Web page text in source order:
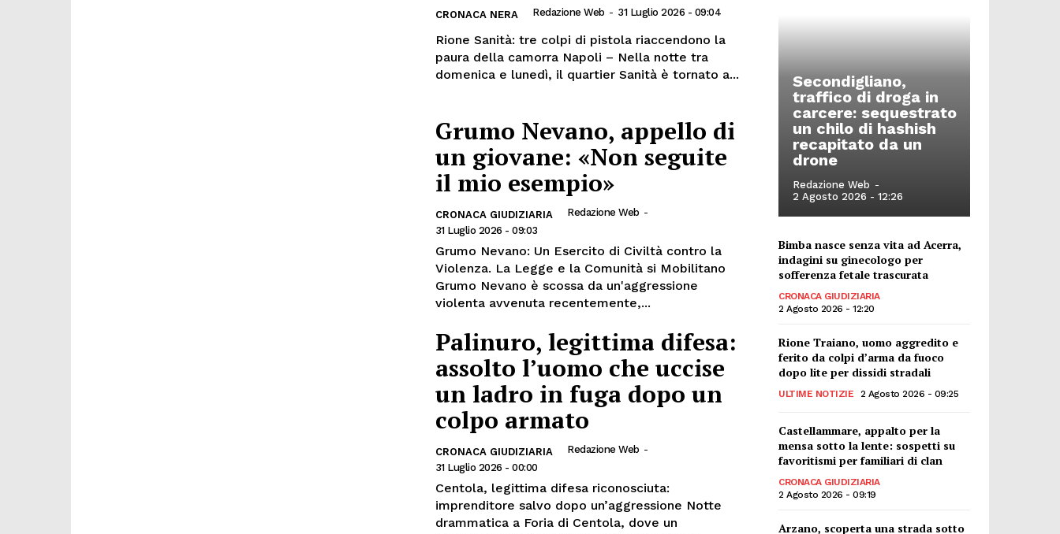
CRONACA NERA Redazione Web - 31 Luglio 2026 - 09:04
Rione Sanità: tre colpi di pistola riaccendono la
paura della camorra Napoli – Nella notte tra
domenica e lunedì, il quartier Sanità è tornato a...
Grumo Nevano, appello di
un giovane: «Non seguite
il mio esempio»
CRONACA GIUDIZIARIA Redazione Web -
31 Luglio 2026 - 09:03
Grumo Nevano: Un Esercito di Civiltà contro la
Violenza. La Legge e la Comunità si Mobilitano
Grumo Nevano è scossa da un'aggressione
violenta avvenuta recentemente,...
Palinuro, legittima difesa:
assolto l’uomo che uccise
un ladro in fuga dopo un
colpo armato
CRONACA GIUDIZIARIA Redazione Web -
31 Luglio 2026 - 00:00
Centola, legittima difesa riconosciuta:
imprenditore salvo dopo un’aggressione Notte
drammatica a Foria di Centola, dove un
Secondigliano,
traffico di droga in
carcere: sequestrato
un chilo di hashish
recapitato da un
drone
Redazione Web -
2 Agosto 2026 - 12:26
Bimba nasce senza vita ad Acerra,
indagini su ginecologo per
sofferenza fetale trascurata
CRONACA GIUDIZIARIA
2 Agosto 2026 - 12:20
Rione Traiano, uomo aggredito e
ferito da colpi d’arma da fuoco
dopo lite per dissidi stradali
ULTIME NOTIZIE 2 Agosto 2026 - 09:25
Castellammare, appalto per la
mensa sotto la lente: sospetti su
favoritismi per familiari di clan
CRONACA GIUDIZIARIA
2 Agosto 2026 - 09:19
Arzano, scoperta una strada sotto